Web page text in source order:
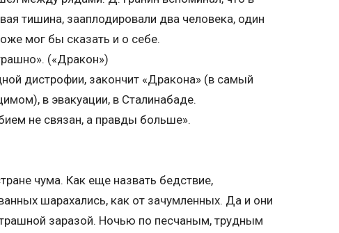
тишина, зааплодировали два человека, один
мог бы сказать и о себе.
(«Дракон»)
дистрофии, закончит «Дракона» (в самый
в эвакуации, в Сталинабаде.
не связан, а правды больше».
чума. Как еще назвать бедствие,
шарахались, как от зачумленных. Да и они
заразой. Ночью по песчаным, трудным